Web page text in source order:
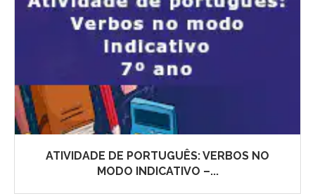
ATIVIDADE DE PORTUGUÊS: VERBOS NO
MODO INDICATIVO –...